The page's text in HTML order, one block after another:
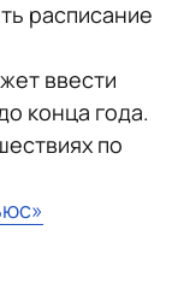
расписание
ввести
конца года.
по